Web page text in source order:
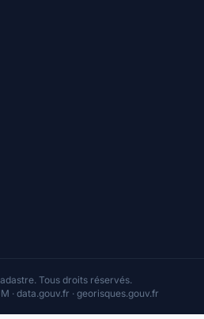
Tous droits réservés.
· data.gouv.fr · georisques.gouv.fr